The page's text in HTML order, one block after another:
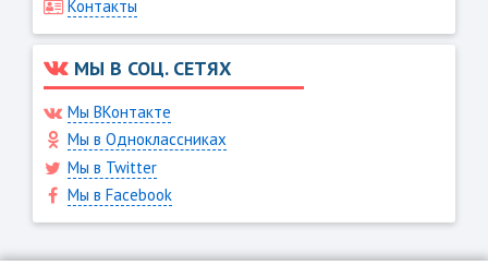
Контакты
МЫ В СОЦ. СЕТЯХ
Мы ВКонтакте
Мы в Одноклассниках
Мы в Twitter
Мы в Facebook